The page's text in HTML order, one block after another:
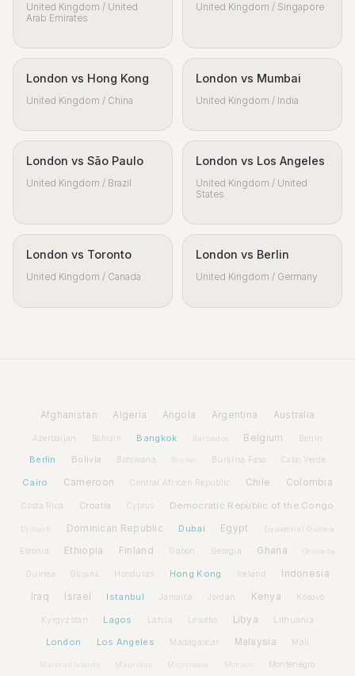
United Kingdom / United
Arab Emirates
United Kingdom / Singapore
London vs Hong Kong
United Kingdom / China
London vs Mumbai
United Kingdom / India
London vs São Paulo
United Kingdom / Brazil
London vs Los Angeles
United Kingdom / United
States
London vs Toronto
United Kingdom / Canada
London vs Berlin
United Kingdom / Germany
Afghanistan Algeria Angola Argentina Australia
Azerbaijan Bahrain Bangkok Barbados Belgium Benin
Berlin Bolivia Botswana Brunei Burkina Faso Cabo Verde
Cairo Cameroon Central African Republic Chile Colombia
Costa Rica Croatia Cyprus Democratic Republic of the Congo
Djibouti Dominican Republic Dubai Egypt Equatorial Guinea
Estonia Ethiopia Finland Gabon Georgia Ghana Grenada
Guinea Guyana Honduras Hong Kong Iceland Indonesia
Iraq Israel Istanbul Jamaica Jordan Kenya Kosovo
Kyrgyzstan Lagos Latvia Lesotho Libya Lithuania
London Los Angeles Madagascar Malaysia Mali
Marshall Islands Mauritius Micronesia Monaco Montenegro